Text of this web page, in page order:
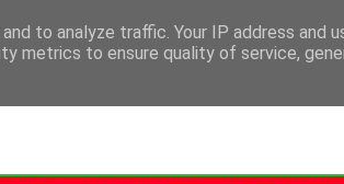
Εκδηλώσεις Στην Κρήτη Kriti Traveller
to analyze traffic. Your IP address and
metrics to ensure quality of service,